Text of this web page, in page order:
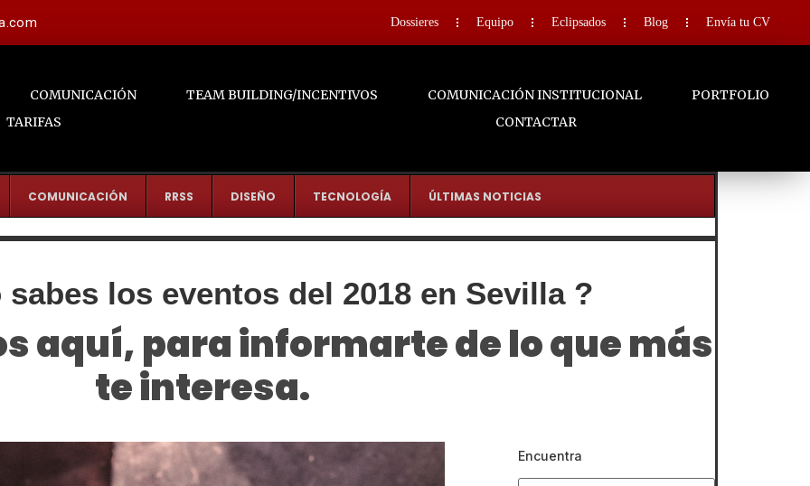
Dossieres Equipo Eclipsados Blog Envía tu CV
COMUNICACIÓN TEAM BUILDING/INCENTIVOS COMUNICACIÓN INSTITUCIONAL
PORTFOLIO
TARIFAS
CONTACTAR
COMUNICACIÓN RRSS DISEÑO TECNOLOGÍA ÚLTIMAS NOTICIAS
sabes los eventos del 2018 en Sevilla ?
aquí, para informarte de lo que más
te interesa.
Encuentra